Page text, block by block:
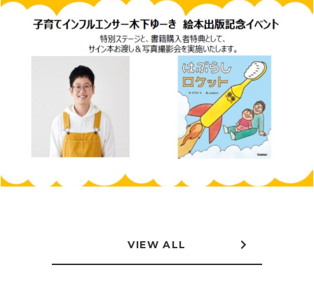
VIEW ALL